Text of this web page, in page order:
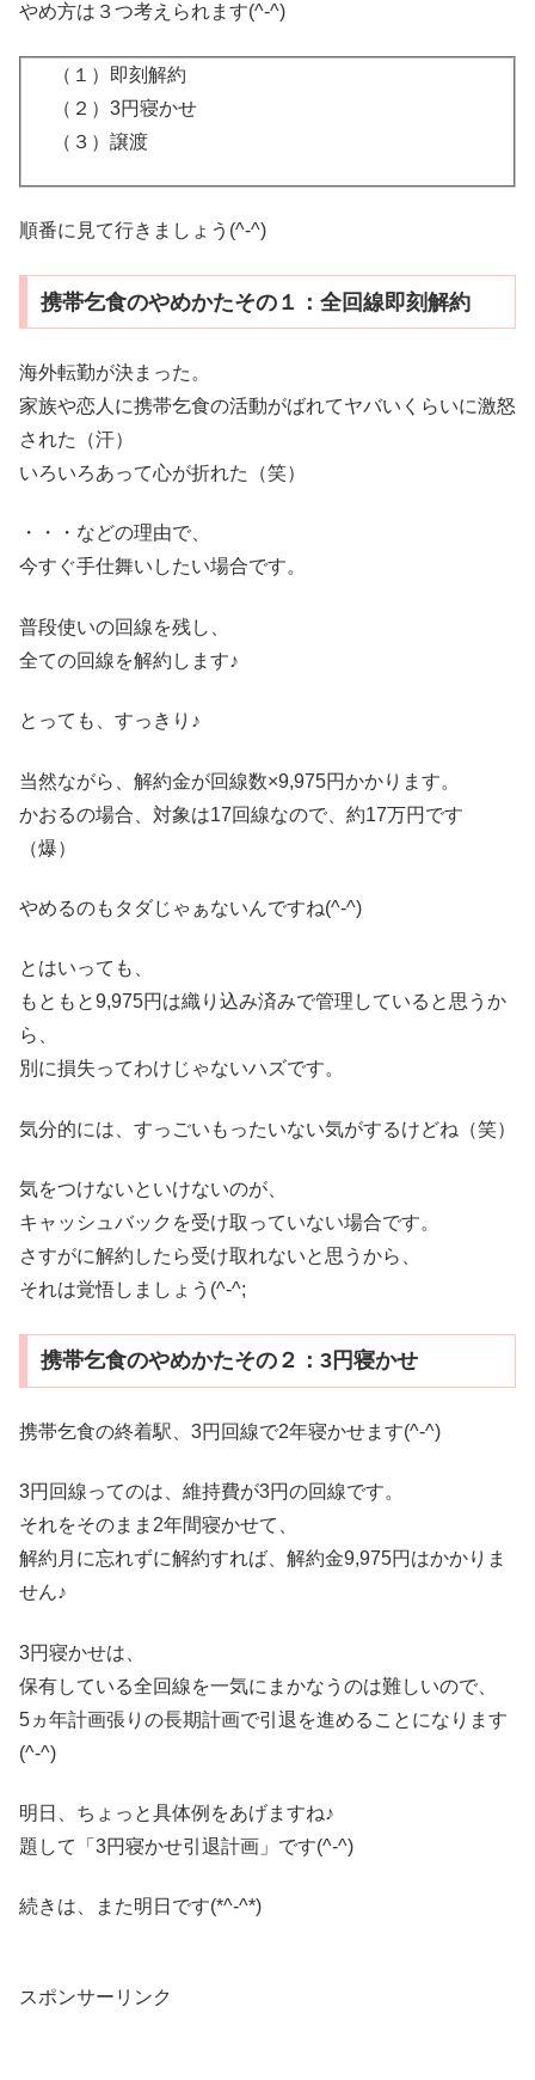
やめ方は３つ考えられます(^-^)
（１）即刻解約
（２）3円寝かせ
（３）譲渡
順番に見て行きましょう(^-^)
携帯乞食のやめかたその１：全回線即刻解約
海外転勤が決まった。
家族や恋人に携帯乞食の活動がばれてヤバいくらいに激怒
された（汗）
いろいろあって心が折れた（笑）
・・・などの理由で、
今すぐ手仕舞いしたい場合です。
普段使いの回線を残し、
全ての回線を解約します♪
とっても、すっきり♪
当然ながら、解約金が回線数×9,975円かかります。
かおるの場合、対象は17回線なので、約17万円です
（爆）
やめるのもタダじゃぁないんですね(^-^)
とはいっても、
もともと9,975円は織り込み済みで管理していると思うか
ら、
別に損失ってわけじゃないハズです。
気分的には、すっごいもったいない気がするけどね（笑）
気をつけないといけないのが、
キャッシュバックを受け取っていない場合です。
さすがに解約したら受け取れないと思うから、
それは覚悟しましょう(^-^;
携帯乞食のやめかたその２：3円寝かせ
携帯乞食の終着駅、3円回線で2年寝かせます(^-^)
3円回線ってのは、維持費が3円の回線です。
それをそのまま2年間寝かせて、
解約月に忘れずに解約すれば、解約金9,975円はかかりま
せん♪
3円寝かせは、
保有している全回線を一気にまかなうのは難しいので、
5ヵ年計画張りの長期計画で引退を進めることになります
(^-^)
明日、ちょっと具体例をあげますね♪
題して「3円寝かせ引退計画」です(^-^)
続きは、また明日です(*^-^*)
スポンサーリンク